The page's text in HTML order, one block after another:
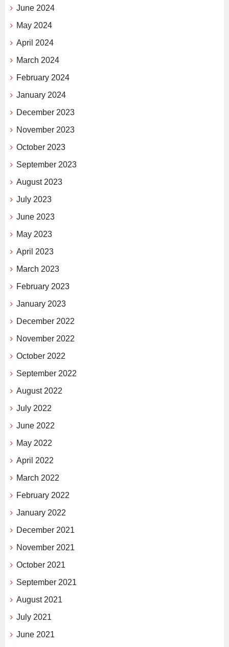
June 2024
May 2024
April 2024
March 2024
February 2024
January 2024
December 2023
November 2023
October 2023
September 2023
August 2023
July 2023
June 2023
May 2023
April 2023
March 2023
February 2023
January 2023
December 2022
November 2022
October 2022
September 2022
August 2022
July 2022
June 2022
May 2022
April 2022
March 2022
February 2022
January 2022
December 2021
November 2021
October 2021
September 2021
August 2021
July 2021
June 2021